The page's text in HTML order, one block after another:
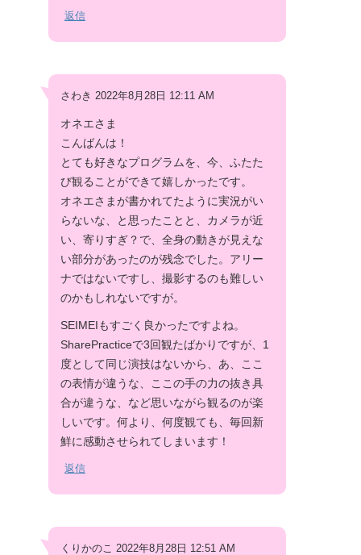
返信
さわき 2022年8月28日 12:11 AM
オネエさま
こんばんは！
とても好きなプログラムを、今、ふたた
び観ることができて嬉しかったです。
オネエさまが書かれてたように実況がい
らないな、と思ったことと、カメラが近
い、寄りすぎ？で、全身の動きが見えな
い部分があったのが残念でした。アリー
ナではないですし、撮影するのも難しい
のかもしれないですが。
SEIMEIもすごく良かったですよね。
SharePracticeで3回観たばかりですが、1
度として同じ演技はないから、あ、ここ
の表情が違うな、ここの手の力の抜き具
合が違うな、など思いながら観るのが楽
しいです。何より、何度観ても、毎回新
鮮に感動させられてしまいます！
返信
くりかのこ 2022年8月28日 12:51 AM